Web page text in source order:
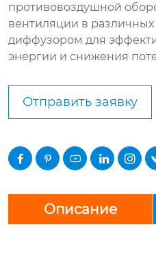
противовоздушной
вентиляции в
диффузором для
энергии и снижения
Отправить заявку
    
Описание